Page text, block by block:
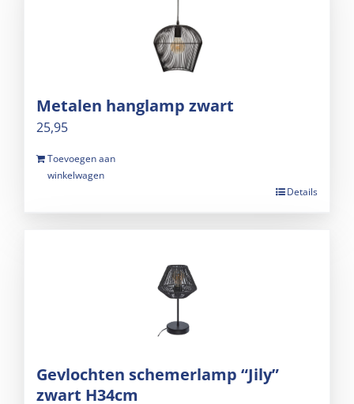
Metalen hanglamp zwart
25,95
Toevoegen aan
winkelwagen
Details
Gevlochten schemerlamp “Jily”
zwart H34cm